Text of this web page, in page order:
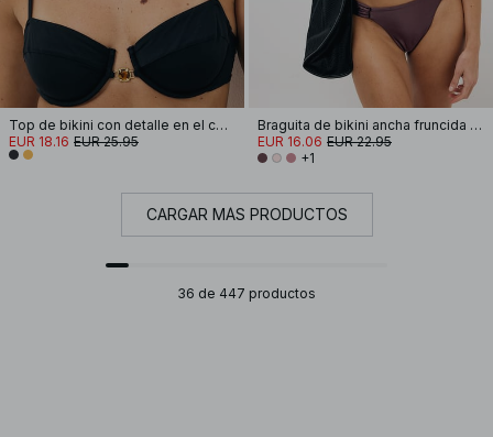
Top de bikini con detalle en el centro
EUR 18.16 EUR 25.95
Braguita de bikini ancha fruncida brillante
EUR 16.06 EUR 22.95
+1
CARGAR MÁS PRODUCTOS
36 de 447 productos